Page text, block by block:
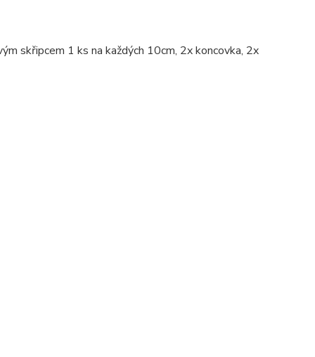
skřipcem 1 ks na každých 10cm, 2x koncovka, 2x